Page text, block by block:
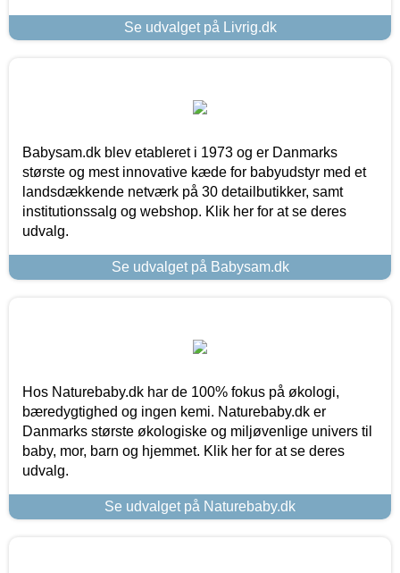
Se udvalget på Livrig.dk
Babysam.dk blev etableret i 1973 og er Danmarks
største og mest innovative kæde for babyudstyr med et
landsdækkende netværk på 30 detailbutikker, samt
institutionssalg og webshop. Klik her for at se deres
udvalg.
Se udvalget på Babysam.dk
Hos Naturebaby.dk har de 100% fokus på økologi,
bæredygtighed og ingen kemi. Naturebaby.dk er
Danmarks største økologiske og miljøvenlige univers til
baby, mor, barn og hjemmet. Klik her for at se deres
udvalg.
Se udvalget på Naturebaby.dk